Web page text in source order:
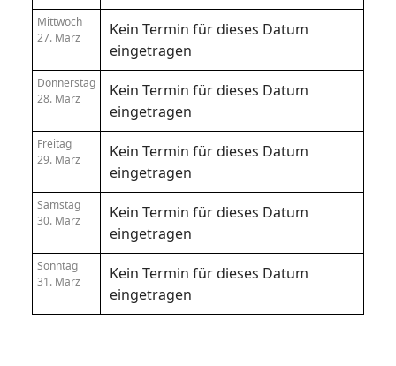
Mittwoch
27. März
Kein Termin für dieses Datum
eingetragen
Donnerstag
28. März
Kein Termin für dieses Datum
eingetragen
Freitag
29. März
Kein Termin für dieses Datum
eingetragen
Samstag
30. März
Kein Termin für dieses Datum
eingetragen
Sonntag
31. März
Kein Termin für dieses Datum
eingetragen